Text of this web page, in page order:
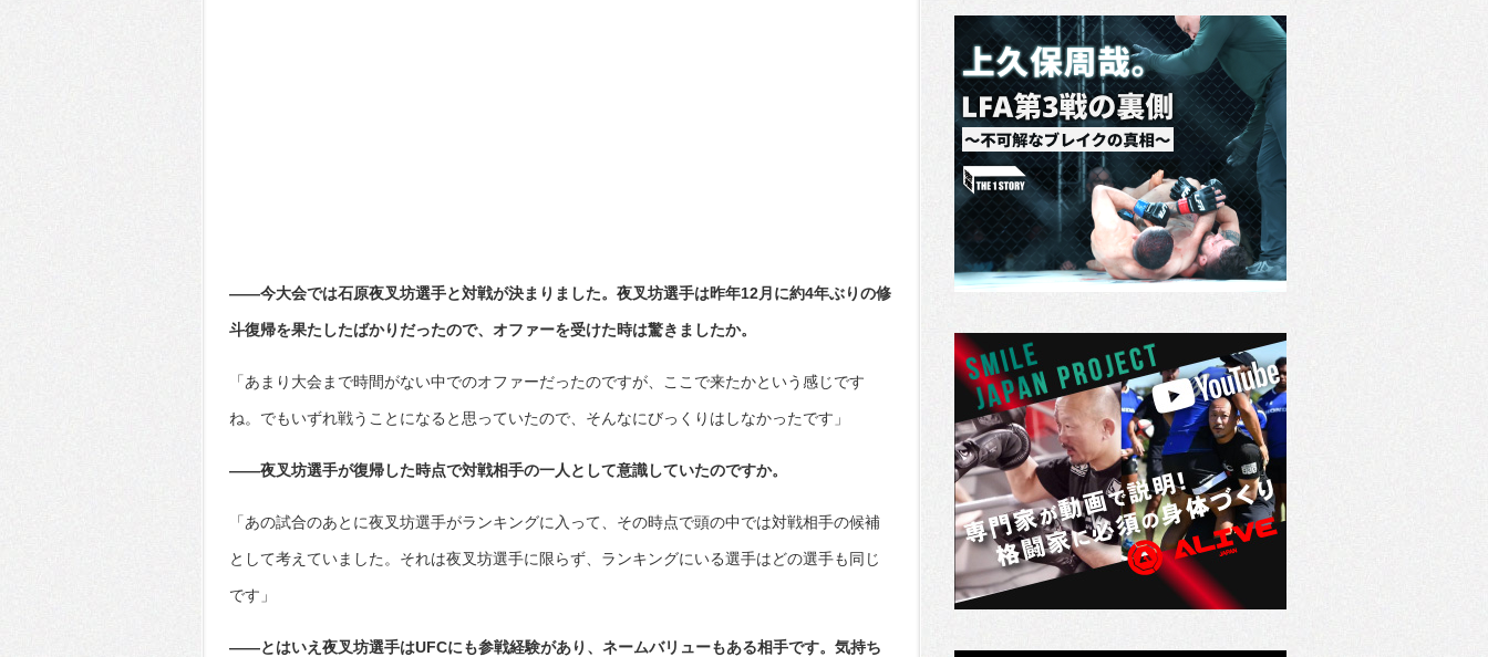
――今大会では石原夜叉坊選手と対戦が決まりました。夜叉坊選手は昨年12月に約4年ぶりの修
斗復帰を果たしたばかりだったので、オファーを受けた時は驚きましたか。
「あまり大会まで時間がない中でのオファーだったのですが、ここで来たかという感じです
ね。でもいずれ戦うことになると思っていたので、そんなにびっくりはしなかったです」
――夜叉坊選手が復帰した時点で対戦相手の一人として意識していたのですか。
「あの試合のあとに夜叉坊選手がランキングに入って、その時点で頭の中では対戦相手の候補
として考えていました。それは夜叉坊選手に限らず、ランキングにいる選手はどの選手も同じ
です」
――とはいえ夜叉坊選手はUFCにも参戦経験があり、ネームバリューもある相手です。気持ち